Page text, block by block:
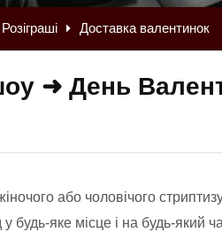
Розіграші Доставка валентинок
➜ День
або чоловічого
у будь-яке місце і на будь-який